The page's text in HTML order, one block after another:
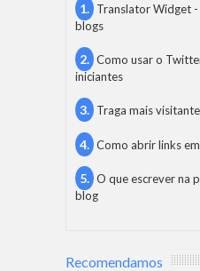
Translator Widget
blogs
Como usar o
iniciantes
Traga mais
Como abrir links
O que escrever na
blog
Recomendamos